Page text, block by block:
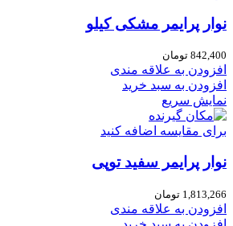
نوار پرایمر مشکی کیلو
842,400 تومان
افزودن به علاقه مندی
افزودن به سبد خرید
نمایش سریع
برای مقایسه اضافه کنید
نوار پرایمر سفید توپی
1,813,266 تومان
افزودن به علاقه مندی